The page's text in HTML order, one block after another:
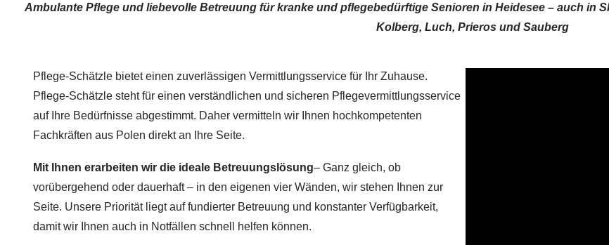
Ambulante Pflege und liebevolle Betreuung für kranke und pflegebedürftige Senioren in Heidesee – auch in
Kolberg, Luch, Prieros und Sauberg
Pflege-Schätzle bietet einen zuverlässigen Vermittlungsservice für Ihr Zuhause.
Pflege-Schätzle steht für einen verständlichen und sicheren Pflegevermittlungsservice
auf Ihre Bedürfnisse abgestimmt. Daher vermitteln wir Ihnen hochkompetenten
Fachkräften aus Polen direkt an Ihre Seite.
Mit Ihnen erarbeiten wir die ideale Betreuungslösung– Ganz gleich, ob
vorübergehend oder dauerhaft – in den eigenen vier Wänden, wir stehen Ihnen zur
Seite. Unsere Priorität liegt auf fundierter Betreuung und konstanter Verfügbarkeit,
damit wir Ihnen auch in Notfällen schnell helfen können.